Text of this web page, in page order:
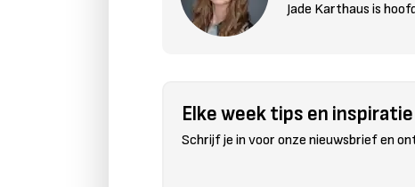
Jade Karthaus is
Elke week tips en
Schrijf je in voor onze nieuwsbrief en